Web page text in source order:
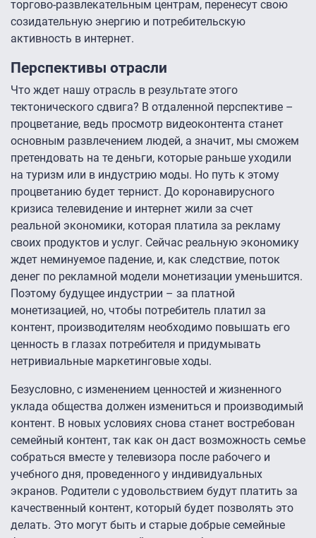
торгово-развлекательным центрам, перенесут свою
созидательную энергию и потребительскую
активность в интернет.
Перспективы отрасли
Что ждет нашу отрасль в результате этого
тектонического сдвига? В отдаленной перспективе –
процветание, ведь просмотр видеоконтента станет
основным развлечением людей, а значит, мы сможем
претендовать на те деньги, которые раньше уходили
на туризм или в индустрию моды. Но путь к этому
процветанию будет тернист. До коронавирусного
кризиса телевидение и интернет жили за счет
реальной экономики, которая платила за рекламу
своих продуктов и услуг. Сейчас реальную экономику
ждет неминуемое падение, и, как следствие, поток
денег по рекламной модели монетизации уменьшится.
Поэтому будущее индустрии – за платной
монетизацией, но, чтобы потребитель платил за
контент, производителям необходимо повышать его
ценность в глазах потребителя и придумывать
нетривиальные маркетинговые ходы.
Безусловно, с изменением ценностей и жизненного
уклада общества должен измениться и производимый
контент. В новых условиях снова станет востребован
семейный контент, так как он даст возможность семье
собраться вместе у телевизора после рабочего и
учебного дня, проведенного у индивидуальных
экранов. Родители с удовольствием будут платить за
качественный контент, который будет позволять это
делать. Это могут быть и старые добрые семейные